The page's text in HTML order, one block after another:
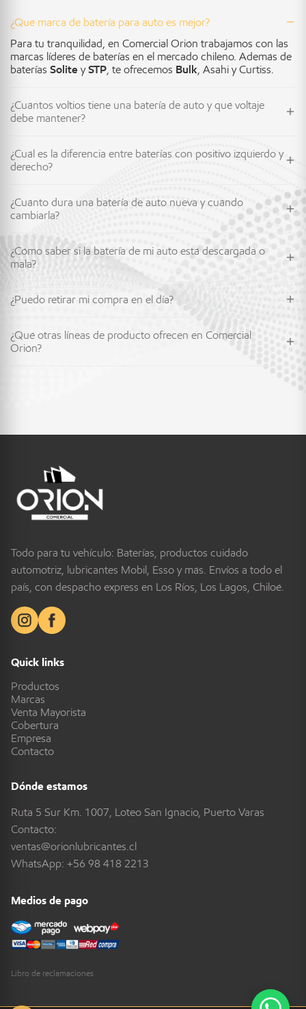
¿Qué marca de batería para auto es mejor?
Para tu tranquilidad, en Comercial Orión trabajamos con las
marcas líderes de baterías en el mercado chileno. Además de
baterías Solite ySTP , te ofrecemos Bulk , Asahi y Curtiss.
¿Cuántos voltios tiene una batería de auto y qué voltaje
debe mantener?
¿Cuál es la diferencia entre baterías con positivo izquierdo y
derecho?
¿Cuánto dura una batería de auto nueva y cuándo
cambiarla?
¿Cómo saber si la batería de mi auto está descargada o
mala?
¿Puedo retirar mi compra en el día?
¿Qué otras líneas de producto ofrecen en Comercial
Orión?
Todo para tu vehículo: Baterías, productos cuidado
automotriz, lubricantes Mobil, Esso y más. Envíos a todo el
país, con despacho express en Los Ríos, Los Lagos, Chiloé.
Quick links
Productos
Marcas
Venta Mayorista
Cobertura
Empresa
Contacto
Dónde estamos
Ruta 5 Sur Km. 1007, Loteo San Ignacio, Puerto Varas
Contacto:
ventas@orionlubricantes.cl
WhatsApp: +56 98 418 2213
Medios de pago
Libro de reclamaciones